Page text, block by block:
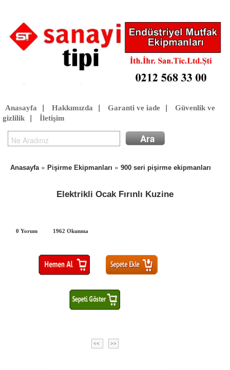
Anasayfa Hakkımızda Garanti ve iade
Güvenlik ve
gizlilik
İletişim
Anasayfa» Pişirme Ekipmanları » 900 seri pişirme ekipmanları
Elektrikli Ocak Fırınlı Kuzine
0 Yorum 1962 Okunma
<< >>